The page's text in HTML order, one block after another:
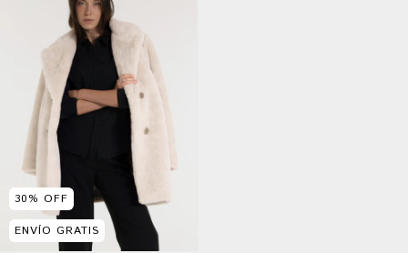
30% OFF
ENVÍO GRATIS